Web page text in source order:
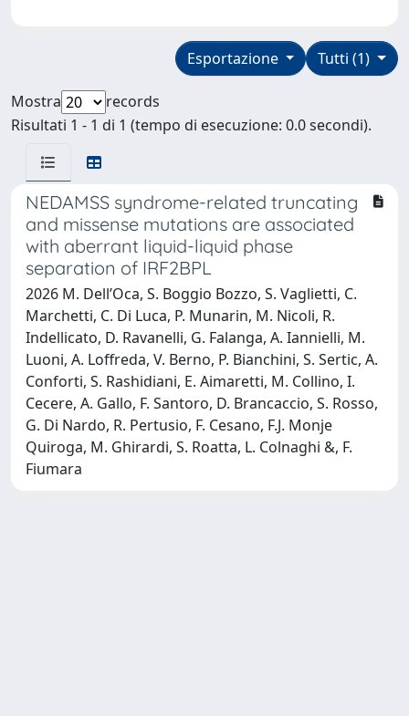
Tutti (1)
Esportazione
Mostra
records
Risultati 1 - 1 di 1 (tempo di esecuzione: 0.0 secondi).
NEDAMSS syndrome-related truncating
and missense mutations are associated
with aberrant liquid-liquid phase
separation of IRF2BPL
2026 M. Dell’Oca, S. Boggio Bozzo, S. Vaglietti, C.
Marchetti, C. Di Luca, P. Munarin, M. Nicoli, R.
Indellicato, D. Ravanelli, G. Falanga, A. Iannielli, M.
Luoni, A. Loffreda, V. Berno, P. Bianchini, S. Sertic, A.
Conforti, S. Rashidiani, E. Aimaretti, M. Collino, I.
Cecere, A. Gallo, F. Santoro, D. Brancaccio, S. Rosso,
G. Di Nardo, R. Pertusio, F. Cesano, F.J. Monje
Quiroga, M. Ghirardi, S. Roatta, L. Colnaghi &, F.
Fiumara